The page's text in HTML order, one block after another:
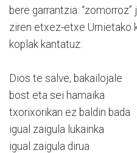
bere garrantzia:
ziren etxez-etxe Urnietako
koplak kantatuz:
Dios te salve, bakailojale
bost eta sei hamaika
txorixorikan ez baldin bada
igual zaigula lukainka
igual zaigula dirua